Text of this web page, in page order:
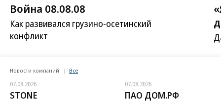
Война 08.08.08
Как развивался грузино-осетинский
конфликт
Новости компаний Все
07.08.2026
STONE
07.08.2026
ПАО ДОМ.РФ